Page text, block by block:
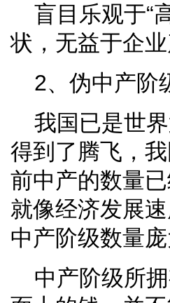
盲目乐观于“
状，无益于企
2、伪中产阶
我国已是世
得到了腾飞，
前中产的数量
就像经济发展
中产阶级数量
中产阶级所